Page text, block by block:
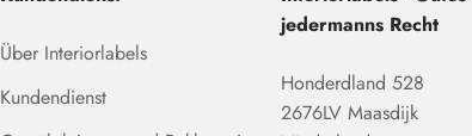
Über Interiorlabels
Kundendienst
jedermanns Recht
Honderdland 528
2676LV Maasdijk